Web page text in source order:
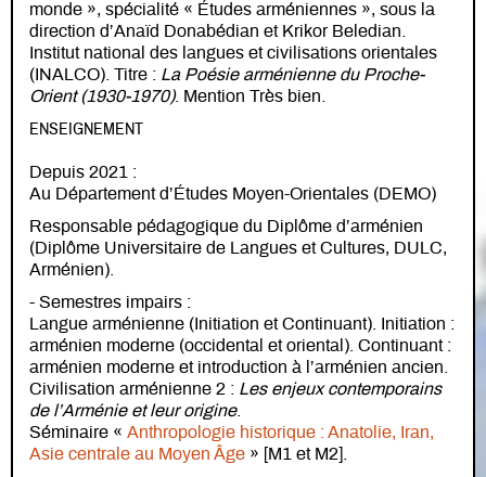
monde », spécialité « Études arméniennes », sous la
direction d’Anaïd Donabédian et Krikor Beledian.
Institut national des langues et civilisations orientales
(INALCO). Titre : La Poésie arménienne du Proche-
Orient (1930-1970). Mention Très bien.
ENSEIGNEMENT
Depuis 2021 :
Au Département d’Études Moyen-Orientales (DEMO)
Responsable pédagogique du Diplôme d’arménien
(Diplôme Universitaire de Langues et Cultures, DULC,
Arménien).
- Semestres impairs :
Langue arménienne (Initiation et Continuant). Initiation :
arménien moderne (occidental et oriental). Continuant :
arménien moderne et introduction à l’arménien ancien.
Civilisation arménienne 2 : Les enjeux contemporains
de l’Arménie et leur origine.
Séminaire « Anthropologie historique : Anatolie, Iran,
Asie centrale au Moyen Âge » [M1 et M2].